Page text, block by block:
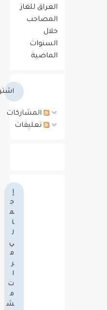
العراق للغاز
المصاحب
خلال
السنوات
الماضية
المشاركات
تعليقات
إ
ج
م
ا
ل
ي
م
ر
ا
ت
م
ش